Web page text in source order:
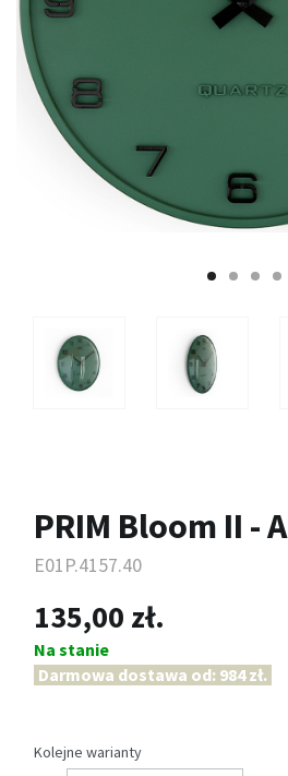
PRIM Bloom II - A
E01P.4157.40
135,00 zł.
Na stanie
Darmowa dostawa od: 984 zł.
Kolejne warianty